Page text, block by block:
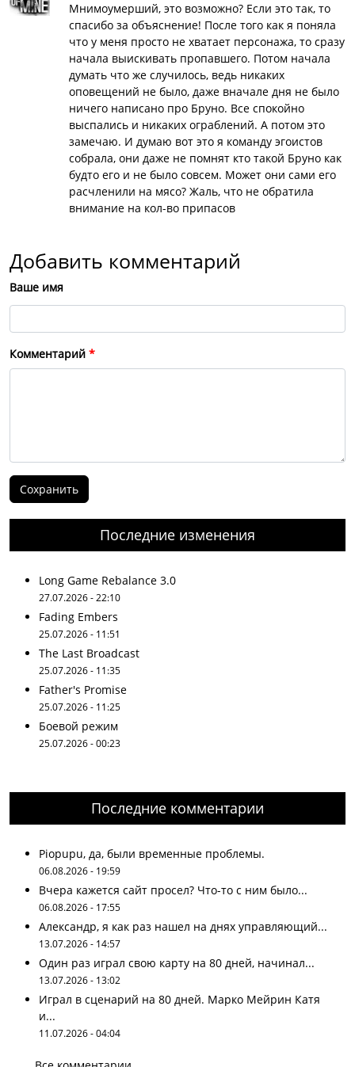
Мнимоумерший, это возможно? Если это так, то
спасибо за объяснение! После того как я поняла
что у меня просто не хватает персонажа, то сразу
начала выискивать пропавшего. Потом начала
думать что же случилось, ведь никаких
оповещений не было, даже вначале дня не было
ничего написано про Бруно. Все спокойно
выспались и никаких ограблений. А потом это
замечаю. И думаю вот это я команду эгоистов
собрала, они даже не помнят кто такой Бруно как
будто его и не было совсем. Может они сами его
расчленили на мясо? Жаль, что не обратила
внимание на кол-во припасов
Добавить комментарий
Ваше имя
Комментарий
Последние изменения
Long Game Rebalance 3.0
27.07.2026 - 22:10
Fading Embers
25.07.2026 - 11:51
The Last Broadcast
25.07.2026 - 11:35
Father's Promise
25.07.2026 - 11:25
Боевой режим
25.07.2026 - 00:23
Последние комментарии
Piopupu, да, были временные проблемы.
06.08.2026 - 19:59
Вчера кажется сайт просел? Что-то с ним было...
06.08.2026 - 17:55
Александр, я как раз нашел на днях управляющий...
13.07.2026 - 14:57
Один раз играл свою карту на 80 дней, начинал...
13.07.2026 - 13:02
Играл в сценарий на 80 дней. Марко Мейрин Катя
и...
11.07.2026 - 04:04